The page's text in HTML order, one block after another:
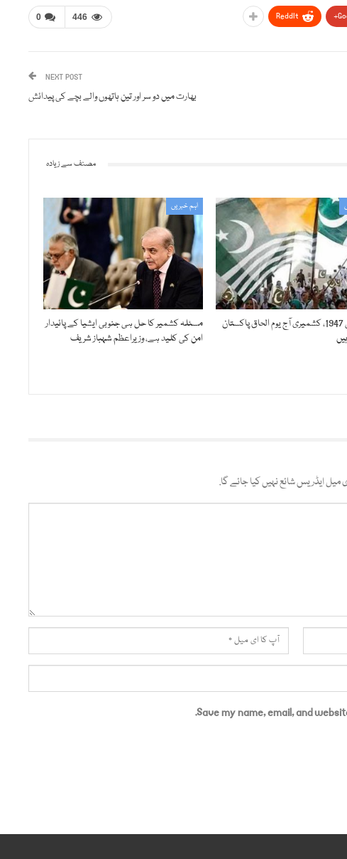
0 446 ReddIt
NEXT POST
بھارت میں دو سر اور تین ہاتھوں والے بچے کی پیدائش
مصنف سے زیادہ
19جولائی 1947، کشمیری آج یوم الحاق پاکستان
اہم خبریں
مسئلہ کشمیر کا حل ہی جنوبی ایشیا کے پائیدار
امن کی کلید ہے، وزیراعظم شہباز شریف
میل ایڈریس شائع نہیں کیا جائے گا.
Save my name, email, and